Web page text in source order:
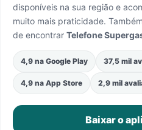
disponíveis na sua região e
muito mais praticidade.
de encontrar Telefone
4,9 na Google Play 37,5 mil
4,9 na App Store 2,9 mil
Baixar o